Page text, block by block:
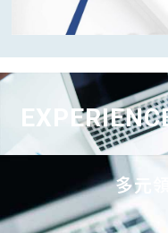
多元